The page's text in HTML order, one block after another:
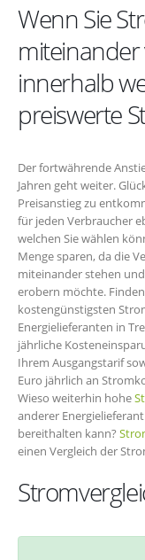
Wenn Sie
miteinander
innerhalb
preiswerte
Der fortwährende
Jahren geht weiter.
Preisanstieg zu
für jeden Verbraucher
welchen Sie wählen
Menge sparen, da die
miteinander stehen
erobern möchte.
kostengünstigsten
Energielieferanten in
jährliche
Ihrem Ausgangstarif
Euro jährlich an
Wieso weiterhin hohe
anderer
bereithalten kann?
einen Vergleich der